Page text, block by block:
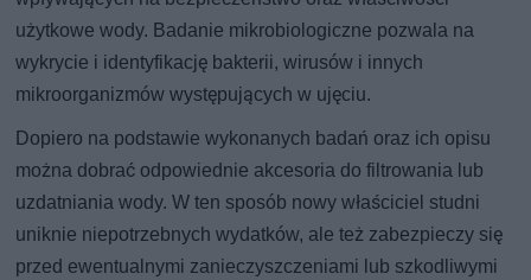
użytkowe wody. Badanie mikrobiologiczne pozwala na
wykrycie i identyfikację bakterii, wirusów i innych
mikroorganizmów występujących w ujęciu.
Dopiero na podstawie wykonanych badań oraz ich opisu
można dobrać odpowiednie akcesoria do filtrowania lub
uzdatniania wody. W ten sposób nowy właściciel studni
uniknie niepotrzebnych wydatków, ale też zabezpieczy się
przed ewentualnymi zanieczyszczeniami lub szkodliwymi